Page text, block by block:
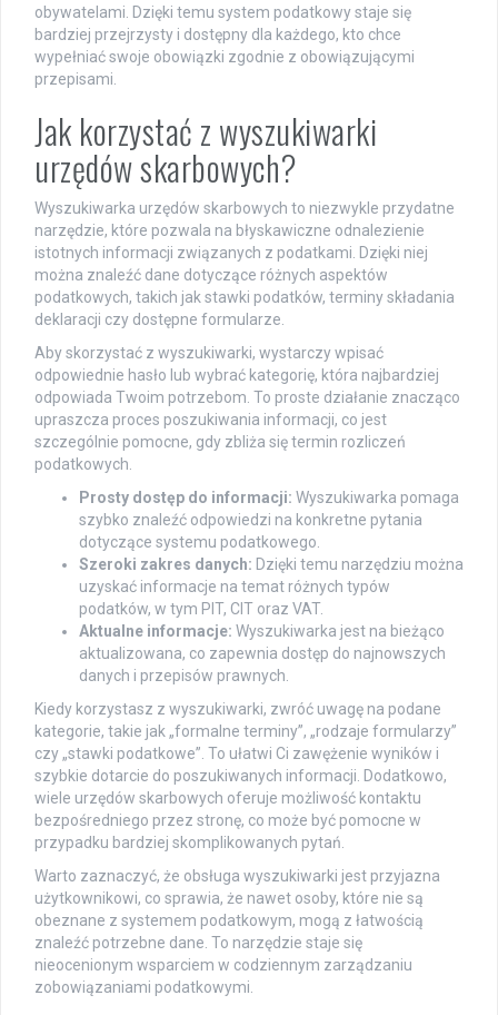
obywatelami. Dzięki temu system podatkowy staje się
bardziej przejrzysty i dostępny dla każdego, kto chce
wypełniać swoje obowiązki zgodnie z obowiązującymi
przepisami.
Jak korzystać z wyszukiwarki
urzędów skarbowych?
Wyszukiwarka urzędów skarbowych to niezwykle przydatne
narzędzie, które pozwala na błyskawiczne odnalezienie
istotnych informacji związanych z podatkami. Dzięki niej
można znaleźć dane dotyczące różnych aspektów
podatkowych, takich jak stawki podatków, terminy składania
deklaracji czy dostępne formularze.
Aby skorzystać z wyszukiwarki, wystarczy wpisać
odpowiednie hasło lub wybrać kategorię, która najbardziej
odpowiada Twoim potrzebom. To proste działanie znacząco
upraszcza proces poszukiwania informacji, co jest
szczególnie pomocne, gdy zbliża się termin rozliczeń
podatkowych.
Prosty dostęp do informacji: Wyszukiwarka pomaga
szybko znaleźć odpowiedzi na konkretne pytania
dotyczące systemu podatkowego.
Szeroki zakres danych: Dzięki temu narzędziu można
uzyskać informacje na temat różnych typów
podatków, w tym PIT, CIT oraz VAT.
Aktualne informacje: Wyszukiwarka jest na bieżąco
aktualizowana, co zapewnia dostęp do najnowszych
danych i przepisów prawnych.
Kiedy korzystasz z wyszukiwarki, zwróć uwagę na podane
kategorie, takie jak „formalne terminy”, „rodzaje formularzy”
czy „stawki podatkowe”. To ułatwi Ci zawężenie wyników i
szybkie dotarcie do poszukiwanych informacji. Dodatkowo,
wiele urzędów skarbowych oferuje możliwość kontaktu
bezpośredniego przez stronę, co może być pomocne w
przypadku bardziej skomplikowanych pytań.
Warto zaznaczyć, że obsługa wyszukiwarki jest przyjazna
użytkownikowi, co sprawia, że nawet osoby, które nie są
obeznane z systemem podatkowym, mogą z łatwością
znaleźć potrzebne dane. To narzędzie staje się
nieocenionym wsparciem w codziennym zarządzaniu
zobowiązaniami podatkowymi.